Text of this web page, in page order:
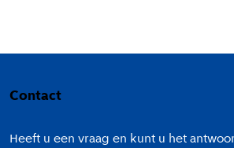
Contact
Heeft u een vraag en kunt u het